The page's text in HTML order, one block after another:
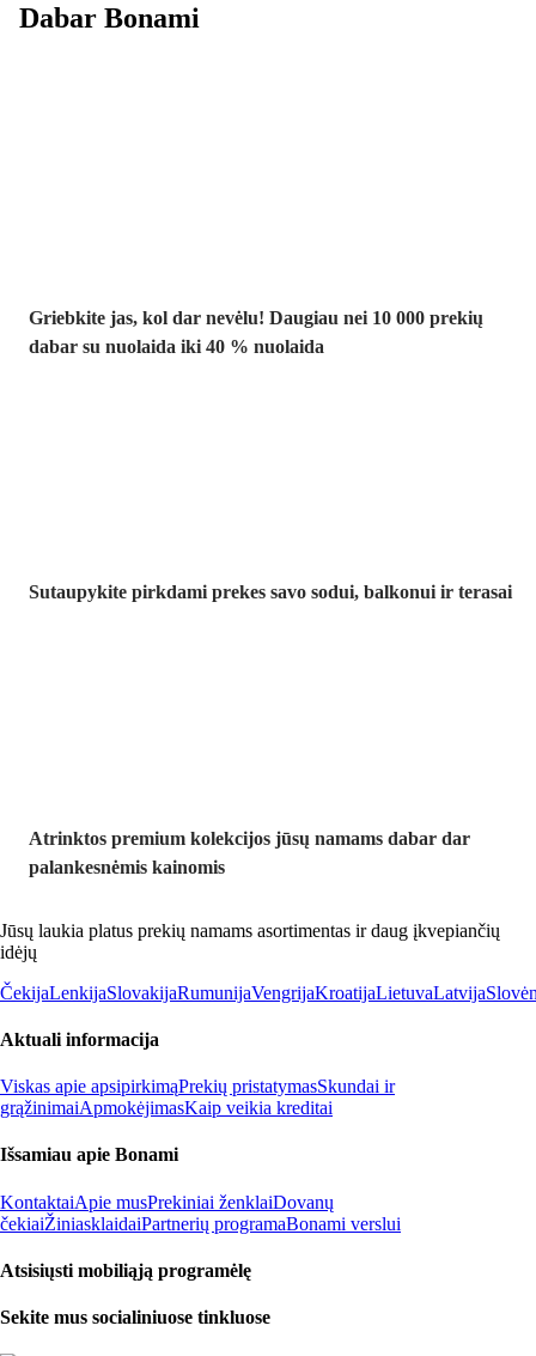
Dabar Bonami
Griebkite jas, kol dar nevėlu! Daugiau nei 10 000 prekių
dabar su nuolaida iki 40 % nuolaida
Sutaupykite pirkdami prekes savo sodui, balkonui ir terasai
Atrinktos premium kolekcijos jūsų namams dabar dar
palankesnėmis kainomis
Jūsų laukia platus prekių namams asortimentas ir daug įkvepiančių
idėjų
ČekijaLenkijaSlovakijaRumunijaVengrijaKroatijaLietuvaLatvija
Aktuali informacija
Viskas apie apsipirkimąPrekių pristatymasSkundai ir
grąžinimaiApmokėjimasKaip veikia kreditai
Išsamiau apie Bonami
KontaktaiApie musPrekiniai ženklaiDovanų
čekiaiŽiniasklaidaiPartnerių programaBonami verslui
Atsisiųsti mobiliąją programėlę
Sekite mus socialiniuose tinkluose